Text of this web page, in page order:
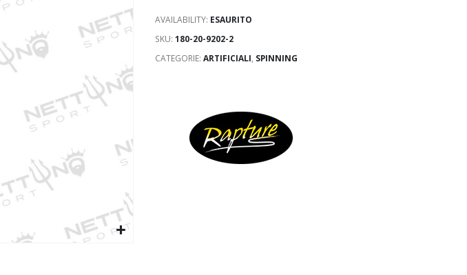
AVAILABILITY: ESAURITO
SKU: 180-20-9202-2
CATEGORIE: ARTIFICIALI, SPINNING